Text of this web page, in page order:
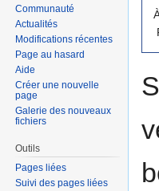
Communauté
Actualités
Modifications récentes
Page au hasard
Aide
Créer une nouvelle
page
Galerie des nouveaux
fichiers
Outils
Pages liées
Suivi des pages liées